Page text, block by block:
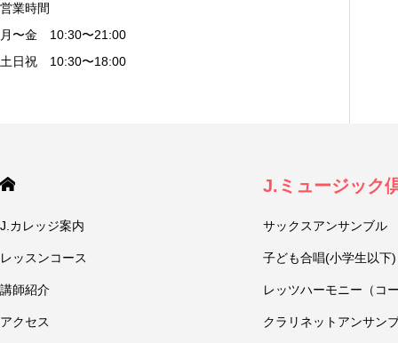
営業時間
月〜金 10:30〜21:00
土日祝 10:30〜18:00
J.カレッジ案内
レッスンコース
講師紹介
アクセス
J.ミュージック
サックスアンサンブル
子ども合唱(小学生以下)
レッツハーモニー（コ
クラリネットアンサン